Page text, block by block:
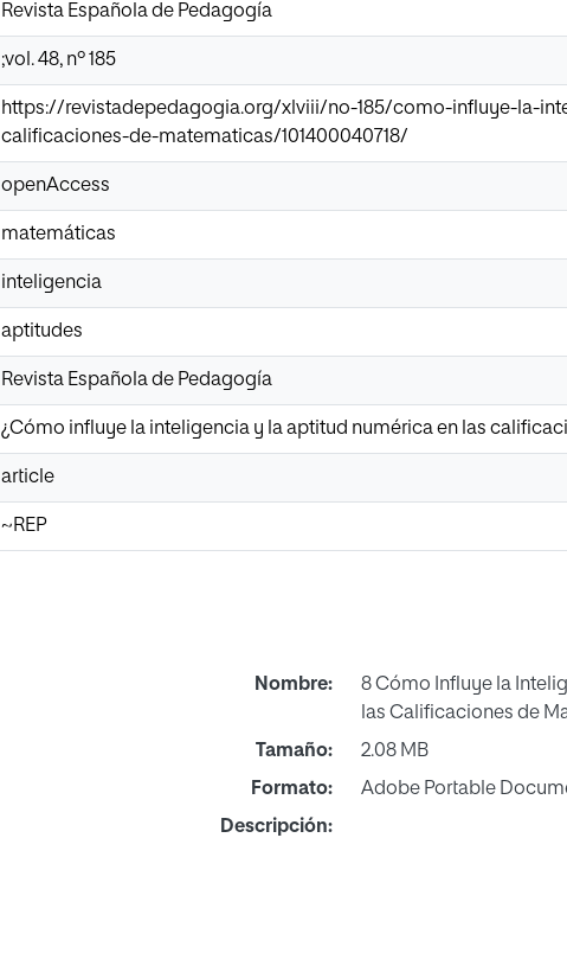
Revista Española de Pedagogía
;vol. 48, nº 185
https://revistadepedagogia.org/xlviii/no-185/como-influye-la-
calificaciones-de-matematicas/101400040718/
openAccess
matemáticas
inteligencia
aptitudes
Revista Española de Pedagogía
¿Cómo influye la inteligencia y la aptitud numérica en las
article
~REP
Nombre:
8 Cómo Influye la
las Calificaciones de
Tamaño:
2.08 MB
Formato:
Adobe Portable
Descripción: